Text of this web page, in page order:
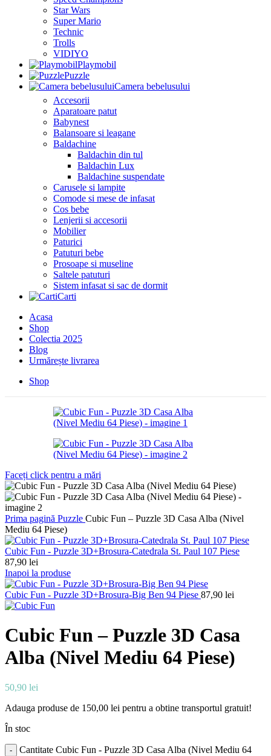
Star Wars
Super Mario
Technic
Trolls
VIDIYO
Playmobil
Puzzle
Camera bebelusului
Accesorii
Aparatoare patut
Babynest
Balansoare si leagane
Baldachine
Baldachin din tul
Baldachin Lux
Baldachine suspendate
Carusele si lampite
Comode si mese de infasat
Cos bebe
Lenjerii si accesorii
Mobilier
Paturici
Patuturi bebe
Prosoape si museline
Saltele patuturi
Sistem infasat si sac de dormit
Carti
Acasa
Shop
Colectia 2025
Blog
Urmărește livrarea
Shop
Faceți click pentru a mări
Prima pagină Puzzle Cubic Fun – Puzzle 3D Casa Alba (Nivel
Mediu 64 Piese)
Cubic Fun - Puzzle 3D+Brosura-Catedrala St. Paul 107 Piese
87,90 lei
Inapoi la produse
Cubic Fun - Puzzle 3D+Brosura-Big Ben 94 Piese 87,90 lei
Cubic Fun – Puzzle 3D Casa
Alba (Nivel Mediu 64 Piese)
50,90 lei
Adauga produse de 150,00 lei pentru a obtine transportul gratuit!
În stoc
Cantitate Cubic Fun - Puzzle 3D Casa Alba (Nivel Mediu 64